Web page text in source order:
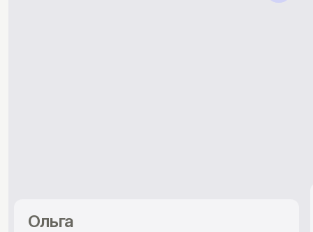
Ольга